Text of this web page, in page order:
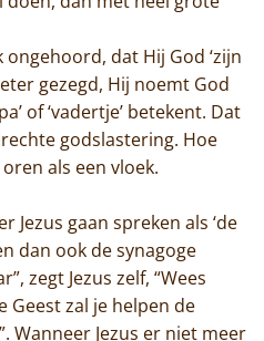
dat Hij God ‘zijn
gezegd, Hij noemt God
of ‘vadertje’ betekent. Dat
godslastering. Hoe
als een vloek.
Jezus gaan spreken als ‘de
dan ook de synagoge
zegt Jezus zelf, “Wees
Geest zal je helpen de
Wanneer Jezus er niet meer